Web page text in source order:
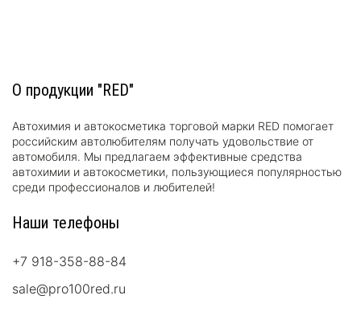
О продукции "RED"
Автохимия и автокосметика торговой марки RED помогает
российским автолюбителям получать удовольствие от
автомобиля. Мы предлагаем эффективные средства
автохимии и автокосметики, пользующиеся популярностью
среди профессионалов и любителей!
Наши телефоны
+7 918-358-88-84
sale@pro100red.ru